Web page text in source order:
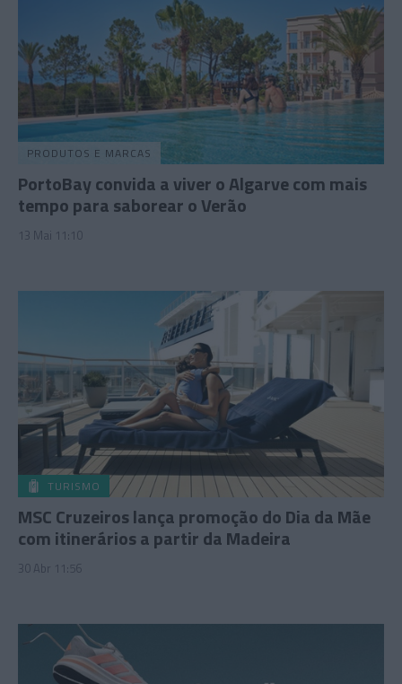
PRODUTOS E MARCAS
PortoBay convida a viver o Algarve com mais
tempo para saborear o Verão
13 Mai 11:10
TURISMO
MSC Cruzeiros lança promoção do Dia da Mãe
com itinerários a partir da Madeira
30 Abr 11:56